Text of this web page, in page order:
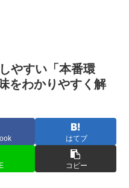
やすい「本番環
をわかりやすく解
はてブ
コピー